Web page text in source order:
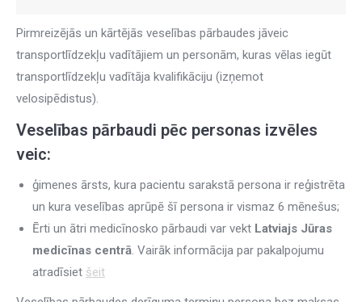
Pirmreizējās un kārtējās veselības pārbaudes jāveic
transportlīdzekļu vadītājiem un personām, kuras vēlas iegūt
transportlīdzekļu vadītāja kvalifikāciju (izņemot
velosipēdistus).
Veselības pārbaudi pēc personas izvēles
veic:
ģimenes ārsts, kura pacientu sarakstā persona ir reģistrēta
un kura veselības aprūpē šī persona ir vismaz 6 mēnešus;
Ērti un ātri medicīnosko pārbaudi var vekt Latviajs Jūras
medicīnas centrā. Vairāk informācija par pakalpojumu
atradīsiet šeit